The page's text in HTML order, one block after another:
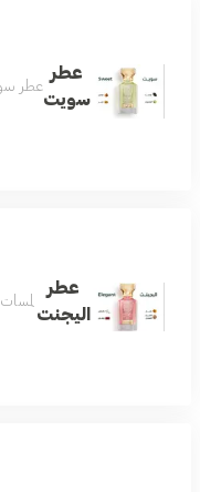
عطر
سويت
عطر سويت 75مل لطيف جميل ومميز يجمع بين الهدوء والفخامة عطر رائع لكل الأذواق
عطر
اليجنت